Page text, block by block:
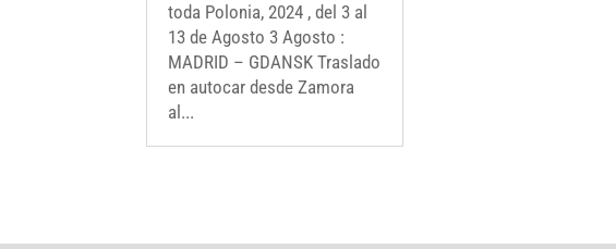
toda Polonia, 2024 , del 3 al
13 de Agosto 3 Agosto :
MADRID – GDANSK Traslado
en autocar desde Zamora
al...